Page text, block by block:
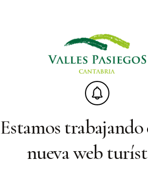
Estamos trabajando
nueva web